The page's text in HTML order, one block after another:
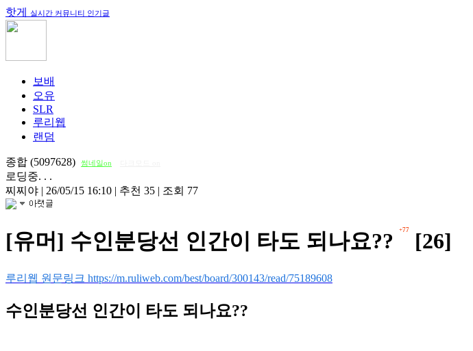
핫게 실시간 커뮤니티 인기글
보배
오유
SLR
루리웹
랜덤
종합 (5097628) 썸네일on
로딩중. . .
찌찌야 | 26/05/15 16:10 | 추천 35 | 조회 77
[유머] 수인분당선 인간이 타도 되나요?? +77 [26]
루리웹 원문링크 https://m.ruliweb.com/best/board/300143/read/75189608
수인분당선 인간이 타도 되나요??